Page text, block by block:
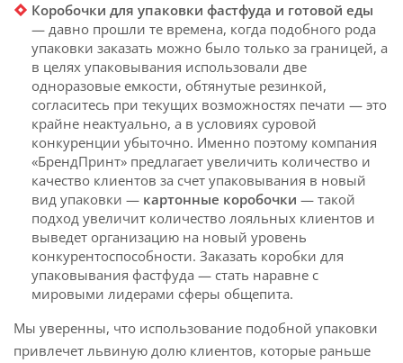
Коробочки для упаковки фастфуда и готовой еды
— давно прошли те времена, когда подобного рода
упаковки заказать можно было только за границей, а
в целях упаковывания использовали две
одноразовые емкости, обтянутые резинкой,
согласитесь при текущих возможностях печати — это
крайне неактуально, а в условиях суровой
конкуренции убыточно. Именно поэтому компания
«БрендПринт» предлагает увеличить количество и
качество клиентов за счет упаковывания в новый
вид упаковки — картонные коробочки — такой
подход увеличит количество лояльных клиентов и
выведет организацию на новый уровень
конкурентоспособности. Заказать коробки для
упаковывания фастфуда — стать наравне с
мировыми лидерами сферы общепита.
Мы уверенны, что использование подобной упаковки
привлечет львиную долю клиентов, которые раньше